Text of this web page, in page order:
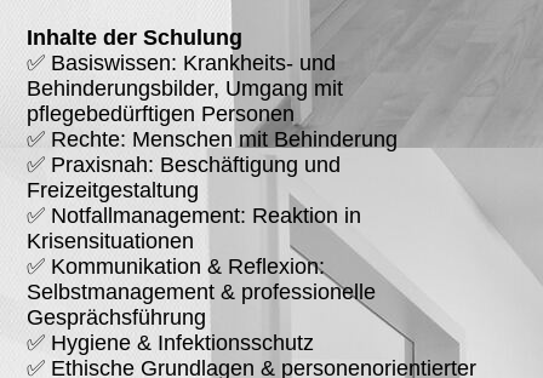
Inhalte der Schulung
✅ Basiswissen: Krankheits- und
Behinderungsbilder, Umgang mit
pflegebedürftigen Personen
✅ Rechte: Menschen mit Behinderung
✅ Praxisnah: Beschäftigung und
Freizeitgestaltung
✅ Notfallmanagement: Reaktion in
Krisensituationen
✅ Kommunikation & Reflexion:
Selbstmanagement & professionelle
Gesprächsführung
✅ Hygiene & Infektionsschutz
✅ Ethische Grundlagen & personenorientierter